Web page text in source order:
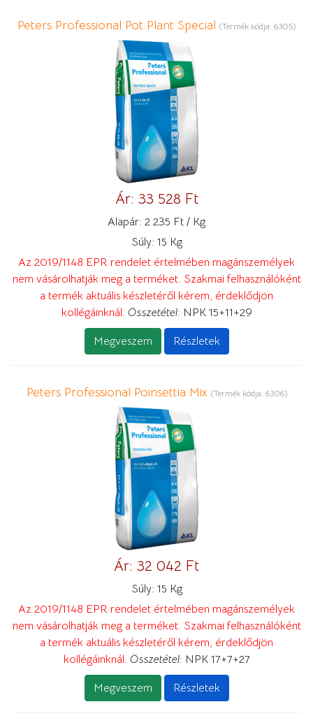
Peters Professional Pot Plant Special (Termék kódja: 6305)
Ár: 33 528 Ft
Alapár: 2 235 Ft / Kg
Súly: 15 Kg
Az 2019/1148 EPR rendelet értelmében magánszemélyek
nem vásárolhatják meg a terméket. Szakmai felhasználóként
a termék aktuális készletéről kérem, érdeklődjön
kollégáinknál. Összetétel: NPK 15+11+29
Megveszem Részletek
Peters Professional Poinsettia Mix (Termék kódja: 6306)
Ár: 32 042 Ft
Súly: 15 Kg
Az 2019/1148 EPR rendelet értelmében magánszemélyek
nem vásárolhatják meg a terméket. Szakmai felhasználóként
a termék aktuális készletéről kérem, érdeklődjön
kollégáinknál. Összetétel: NPK 17+7+27
Megveszem Részletek